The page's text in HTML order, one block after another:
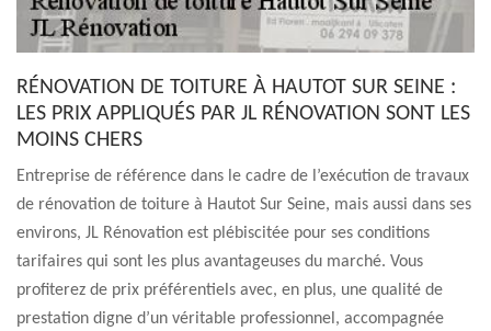
RÉNOVATION DE TOITURE À HAUTOT SUR SEINE :
LES PRIX APPLIQUÉS PAR JL RÉNOVATION SONT LES
MOINS CHERS
Entreprise de référence dans le cadre de l’exécution de travaux
de rénovation de toiture à Hautot Sur Seine, mais aussi dans ses
environs, JL Rénovation est plébiscitée pour ses conditions
tarifaires qui sont les plus avantageuses du marché. Vous
profiterez de prix préférentiels avec, en plus, une qualité de
prestation digne d’un véritable professionnel, accompagnée